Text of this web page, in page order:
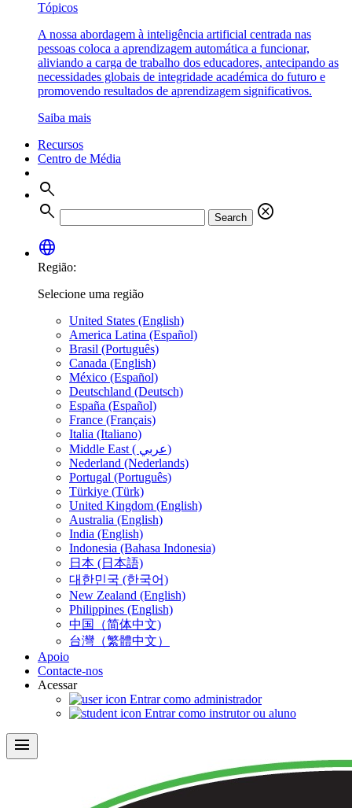
Tópicos
A nossa abordagem à inteligência artificial centrada nas
pessoas coloca a aprendizagem automática a funcionar,
aliviando a carga de trabalho dos educadores, antecipando as
necessidades globais de integridade académica do futuro e
promovendo resultados de aprendizagem significativos.
Saiba mais
Recursos
Centro de Média
search
search
Search
cancel
language
Região:
Selecione uma região
United States (English)
America Latina (Español)
Brasil (Português)
Canada (English)
México (Español)
Deutschland (Deutsch)
España (Español)
France (Français)
Italia (Italiano)
Middle East ( عربي)
Nederland (Nederlands)
Portugal (Português)
Türkiye (Türk)
United Kingdom (English)
Australia (English)
India (English)
Indonesia (Bahasa Indonesia)
日本 (日本語)
대한민국 (한국어)
New Zealand (English)
Philippines (English)
中国（简体中文)
台灣（繁體中文）
Apoio
Contacte-nos
Acessar
Entrar como administrador
Entrar como instrutor ou aluno
menu